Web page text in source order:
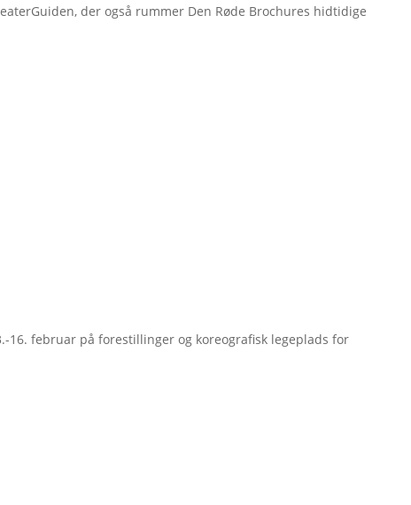
der også rummer Den Røde Brochures hidtidige
16. februar på forestillinger og koreografisk legeplads for